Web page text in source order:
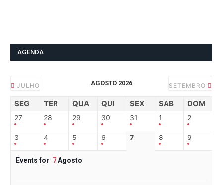
AGENDA
JULHO AGOSTO 2026 SETEMBRO
SEG TER QUA QUI SEX SAB DOM
27 28 29 30 31 1 2
3 4 5 6 7 8 9
Events for 7Agosto